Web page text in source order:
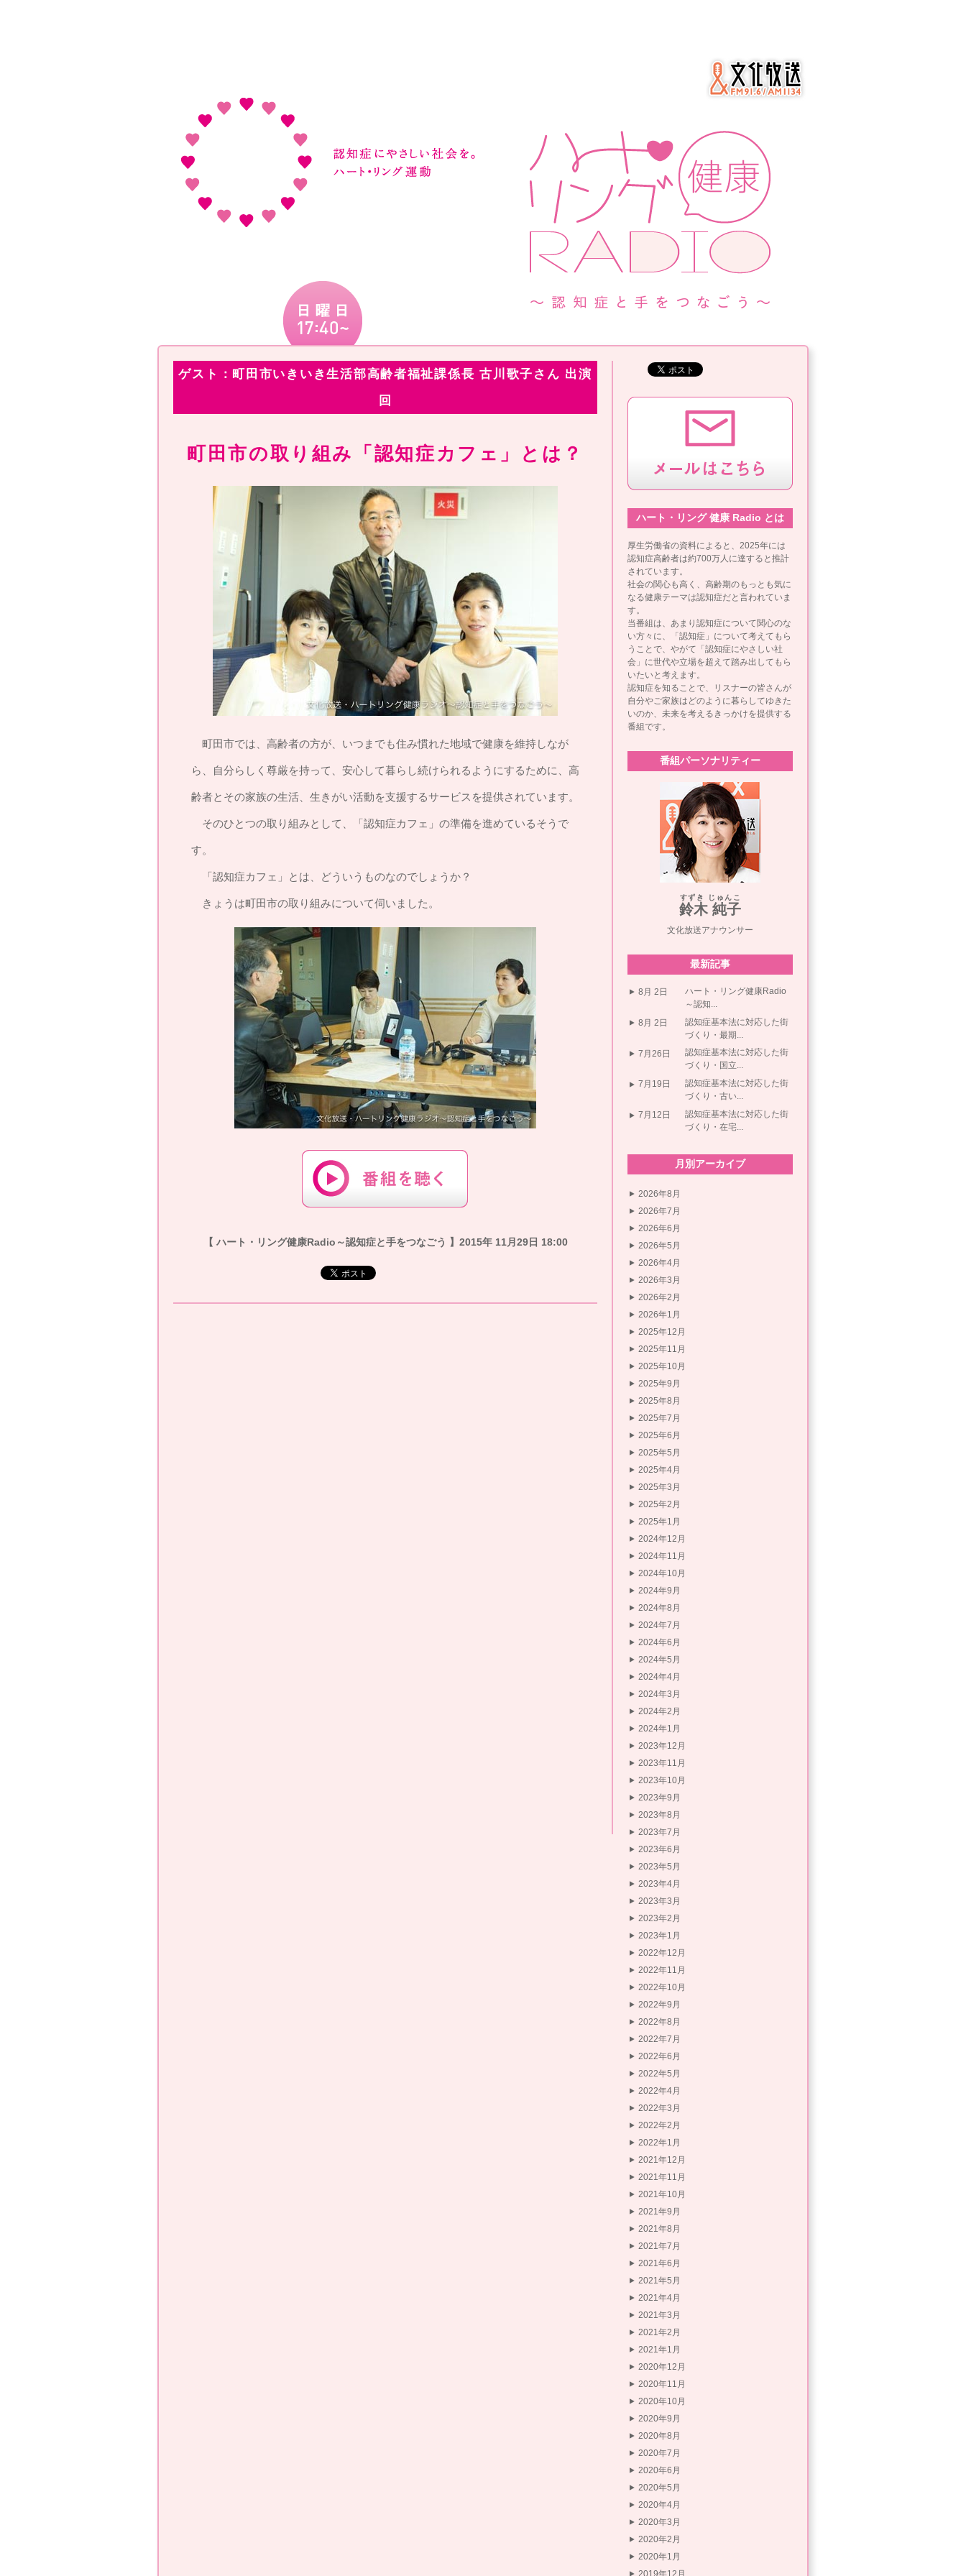
ゲスト：町田市いきいき生活部高齢者福祉課係長 古川歌子さん 出演
回
町田市の取り組み「認知症カフェ」とは？
町田市では、高齢者の方が、いつまでも住み慣れた地域で健康を維持しなが
ら、自分らしく尊厳を持って、安心して暮らし続けられるようにするために、高
齢者とその家族の生活、生きがい活動を支援するサービスを提供されています。
そのひとつの取り組みとして、「認知症カフェ」の準備を進めているそうで
す。
「認知症カフェ」とは、どういうものなのでしょうか？
きょうは町田市の取り組みについて伺いました。
【 ハート・リング健康Radio～認知症と手をつなごう 】2015年 11月29日 18:00
ハート・リング 健康 Radio とは
厚生労働省の資料によると、2025年には
認知症高齢者は約700万人に達すると推計
されています。
社会の関心も高く、高齢期のもっとも気に
なる健康テーマは認知症だと言われていま
す。
当番組は、あまり認知症について関心のな
い方々に、「認知症」について考えてもら
うことで、やがて「認知症にやさしい社
会」に世代や立場を超えて踏み出してもら
いたいと考えます。
認知症を知ることで、リスナーの皆さんが
自分やご家族はどのように暮らしてゆきた
いのか、未来を考えるきっかけを提供する
番組です。
番組パーソナリティー
鈴木 純子
すずき じゅんこ
文化放送アナウンサー
最新記事
8月 2日
ハート・リング健康Radio
～認知...
8月 2日
認知症基本法に対応した街
づくり・最期...
7月26日
認知症基本法に対応した街
づくり・国立...
7月19日
認知症基本法に対応した街
づくり・古い...
7月12日
認知症基本法に対応した街
づくり・在宅...
月別アーカイブ
2026年8月
2026年7月
2026年6月
2026年5月
2026年4月
2026年3月
2026年2月
2026年1月
2025年12月
2025年11月
2025年10月
2025年9月
2025年8月
2025年7月
2025年6月
2025年5月
2025年4月
2025年3月
2025年2月
2025年1月
2024年12月
2024年11月
2024年10月
2024年9月
2024年8月
2024年7月
2024年6月
2024年5月
2024年4月
2024年3月
2024年2月
2024年1月
2023年12月
2023年11月
2023年10月
2023年9月
2023年8月
2023年7月
2023年6月
2023年5月
2023年4月
2023年3月
2023年2月
2023年1月
2022年12月
2022年11月
2022年10月
2022年9月
2022年8月
2022年7月
2022年6月
2022年5月
2022年4月
2022年3月
2022年2月
2022年1月
2021年12月
2021年11月
2021年10月
2021年9月
2021年8月
2021年7月
2021年6月
2021年5月
2021年4月
2021年3月
2021年2月
2021年1月
2020年12月
2020年11月
2020年10月
2020年9月
2020年8月
2020年7月
2020年6月
2020年5月
2020年4月
2020年3月
2020年2月
2020年1月
2019年12月